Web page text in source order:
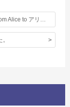
Royal Grammar School との合同演劇企画「From Alice to アリス」〈１月２５日（土）〉